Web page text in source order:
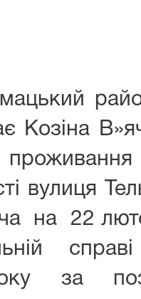
Козіна
вулиця
на 22
за